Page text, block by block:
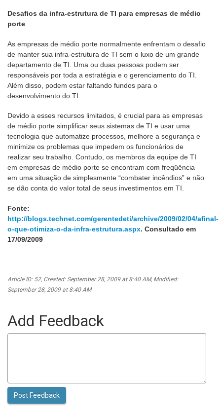
Desafios da infra-estrutura de TI para empresas de médio
porte
As empresas de médio porte normalmente enfrentam o desafio
de manter sua infra-estrutura de TI sem o luxo de um grande
departamento de TI. Uma ou duas pessoas podem ser
responsáveis por toda a estratégia e o gerenciamento do TI.
Além disso, podem estar faltando fundos para o
desenvolvimento do TI.
Devido a esses recursos limitados, é crucial para as empresas
de médio porte simplificar seus sistemas de TI e usar uma
tecnologia que automatize processos, melhore a segurança e
minimize os problemas que impedem os funcionários de
realizar seu trabalho. Contudo, os membros da equipe de TI
em empresas de médio porte se encontram com freqüência
em uma situação de simplesmente “combater incêndios” e não
se dão conta do valor total de seus investimentos em TI.
Fonte:
http://blogs.technet.com/gerentedeti/archive/2009/02/04/afinal-
o-que-otimiza-o-da-infra-estrutura.aspx. Consultado em
17/09/2009
Article ID: 52, Created: September 28, 2009 at 8:40 AM, Modified:
September 28, 2009 at 8:40 AM
Add Feedback